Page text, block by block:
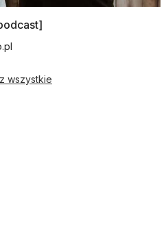
wszystkie